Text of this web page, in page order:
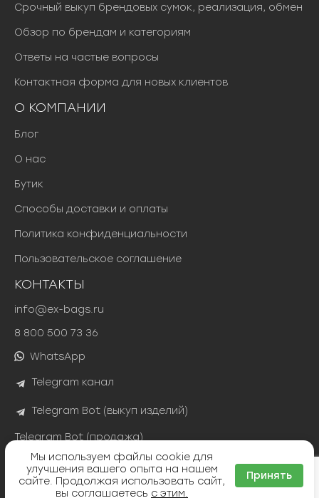
Срочный выкуп брендовых сумок, реализация, обмен
Обзор по брендам и категориям
Ответы на частые вопросы
Контактная форма для новых клиентов
О КОМПАНИИ
Блог
О нас
Бутик
Способы доставки и оплаты
Политика конфиденциальности
Пользовательское соглашение
КОНТАКТЫ
info@ex-bags.ru
8 800 500 73 36
WhatsApp
Telegram канал
Telegram Bot (выкуп изделий)
Telegram Bot (продажа)
Мы используем файлы cookie для
улучшения вашего опыта на нашем
сайте. Продолжая использовать сайт,
вы соглашаетесь с этим.
Принять